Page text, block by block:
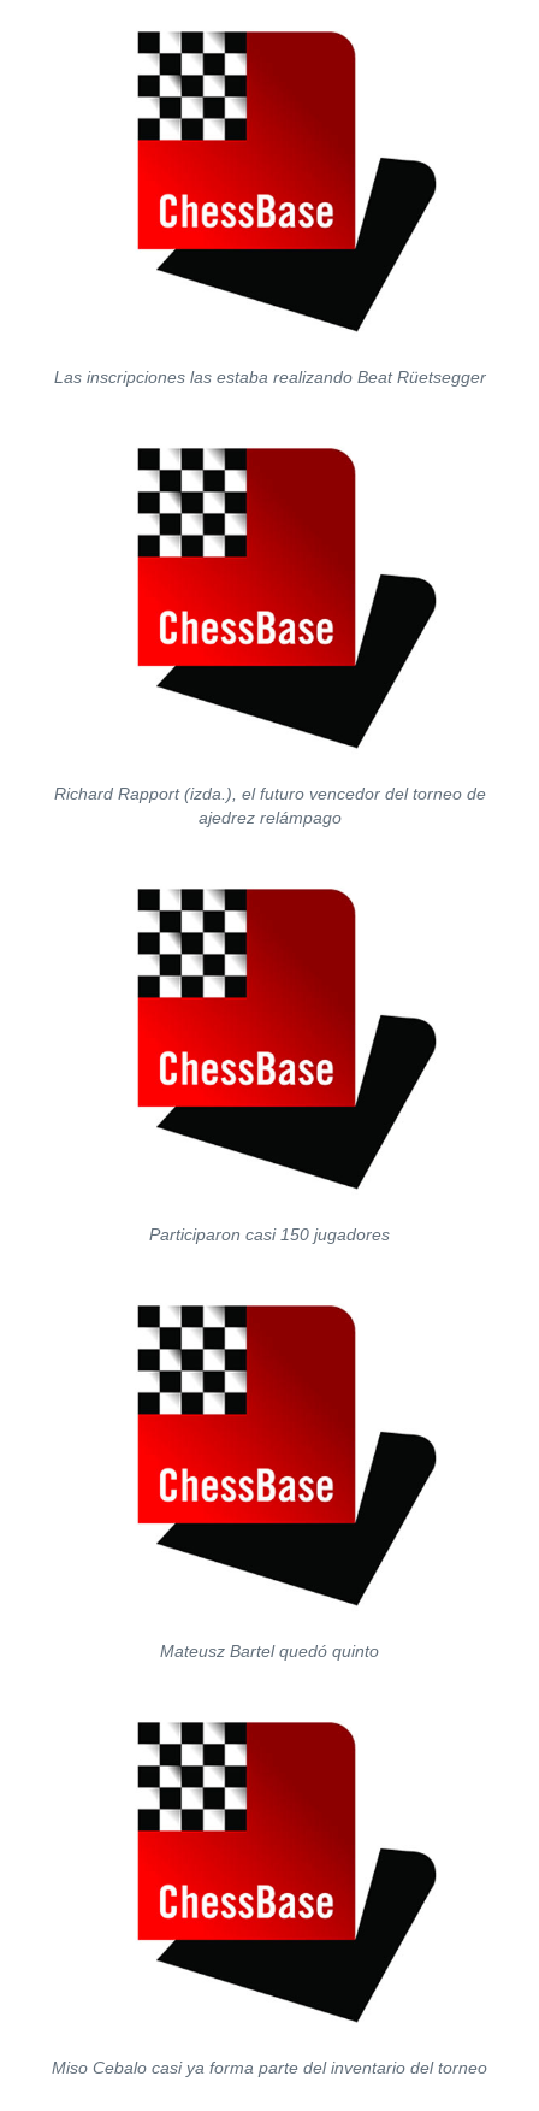
Las inscripciones las estaba realizando Beat Rüetsegger
Richard Rapport (izda.), el futuro vencedor del torneo de
ajedrez relámpago
Participaron casi 150 jugadores
Mateusz Bartel quedó quinto
Miso Cebalo casi ya forma parte del inventario del torneo